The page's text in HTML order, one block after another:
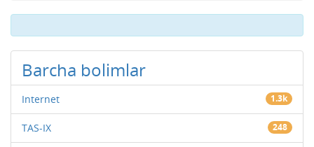
Barcha bolimlar
Internet 1.3k
TAS-IX 248